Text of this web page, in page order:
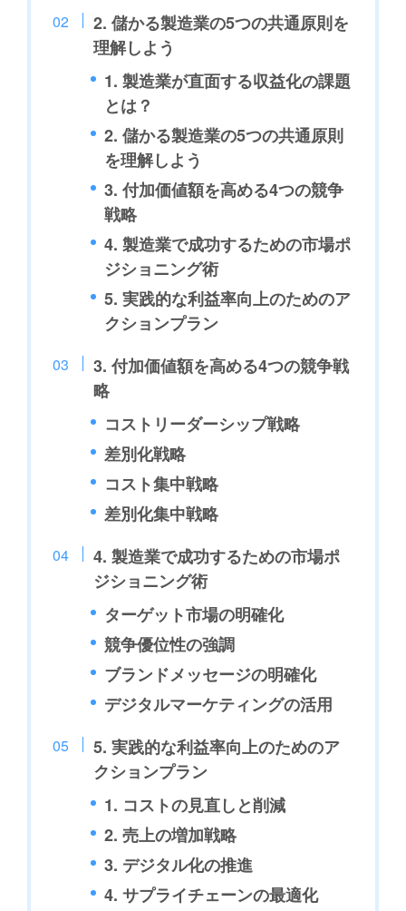
2. 儲かる製造業の5つの共通原則を
理解しよう
1. 製造業が直面する収益化の課題
とは？
2. 儲かる製造業の5つの共通原則
を理解しよう
3. 付加価値額を高める4つの競争
戦略
4. 製造業で成功するための市場ポ
ジショニング術
5. 実践的な利益率向上のためのア
クションプラン
3. 付加価値額を高める4つの競争戦
略
コストリーダーシップ戦略
差別化戦略
コスト集中戦略
差別化集中戦略
4. 製造業で成功するための市場ポ
ジショニング術
ターゲット市場の明確化
競争優位性の強調
ブランドメッセージの明確化
デジタルマーケティングの活用
5. 実践的な利益率向上のためのア
クションプラン
1. コストの見直しと削減
2. 売上の増加戦略
3. デジタル化の推進
4. サプライチェーンの最適化